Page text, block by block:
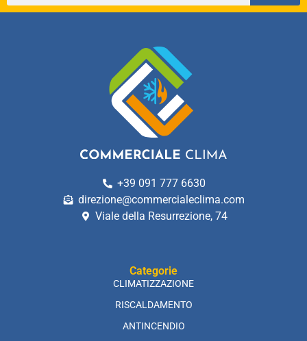
+39 091 777 6630
direzione@commercialeclima.com
Viale della Resurrezione, 74
Categorie
CLIMATIZZAZIONE
RISCALDAMENTO
ANTINCENDIO